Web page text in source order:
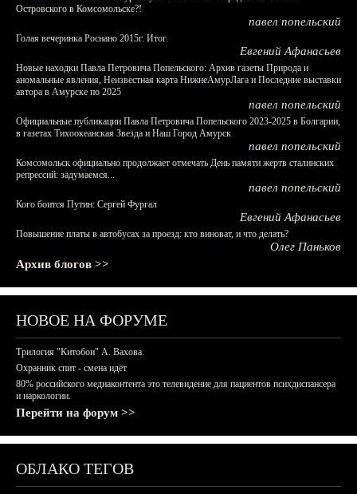
Островского в Комсомольске?!
павел попельский
Голая вечеринка Роснано 2015г. Итог.
Евгений Афанасьев
Новые находки Павла Петровича Попельского: Архив газеты Природа и
аномальные явления, Неизвестная карта НижнеАмурЛага и Последние выставки
автора в Амурске по 2025
павел попельский
Официальные публикации Павла Петровича Попельского 2023-2025 в Болгарии,
в газетах Тихоокеанская Звезда и Наш Город Амурск
павел попельский
Комсомольск официально продолжает отмечать День памяти жертв сталинских
репрессий: задумаемся...
павел попельский
Кого боится Путин: Сергей Фургал
Евгений Афанасьев
Повышение платы в автобусах за проезд: кто виноват, и что делать?
Олег Паньков
Архив блогов >>
НОВОЕ НА ФОРУМЕ
Трилогия "Китобои" А. Вахова.
Охранник спит - смена идёт
80% российского медиаконтента это телевидение для пациентов психдиспансера
и наркологии.
Перейти на форум >>
ОБЛАКО ТЕГОВ